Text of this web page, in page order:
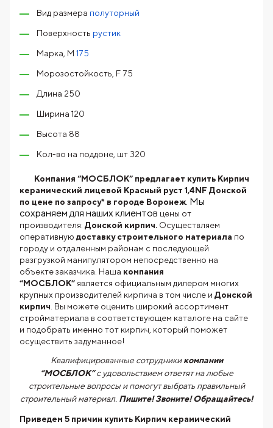
Вид размера полуторный
Поверхность рустик
Марка, М 175
Морозостойкость, F 75
Длина 250
Ширина 120
Высота 88
Кол-во на поддоне, шт 320
Компания “МОСБЛОК” предлагает купить Кирпич
керамический лицевой Красный руст 1,4NF Донской
по цене по запросу* в городе Воронеж. Мы
сохраняем для наших клиентов цены от
производителя: Донской кирпич. Осуществляем
оперативную доставку строительного материала по
городу и отдаленным районам с последующей
разгрузкой манипулятором непосредственно на
объекте заказчика. Наша компания
“МОСБЛОК” является официальным дилером многих
крупных производителей кирпича в том числе и Донской
кирпич . Вы можете оценить широкий ассортимент
стройматериала в соответствующем каталоге на сайте
и подобрать именно тот кирпич, который поможет
осуществить задуманное!
Квалифицированные сотрудникикомпании
“МОСБЛОК”с удовольствием ответят на любые
строительные вопросы и помогут выбрать правильный
строительный материал. Пишите! Звоните! Обращайтесь!
Приведем 5 причин купить Кирпич керамический